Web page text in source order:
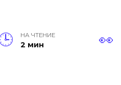
НА ЧТЕНИЕ
2 мин